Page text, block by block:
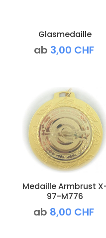
Glasmedaille
ab 3,00 CHF
Medaille Armbrust
97-M776
ab 8,00 CHF